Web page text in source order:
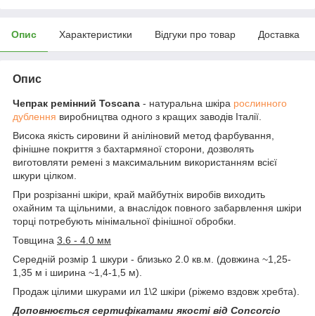
Опис Характеристики Відгуки про товар Доставка
Опис
Чепрак ремінний Toscana - натуральна шкіра рослинного
дублення виробництва одного з кращих заводів Італії.
Висока якість сировини й аніліновий метод фарбування,
фінішне покриття з бахтармяної сторони, дозволять
виготовляти ремені з максимальним використанням всієї
шкури цілком.
При розрізанні шкіри, край майбутніх виробів виходить
охайним та щільними, а внаслідок повного забарвлення шкіри
торці потребують мінімальної фінішної обробки.
Товщина 3.6 - 4.0 мм
Середній розмір 1 шкури - близько 2.0 кв.м. (довжина ~1,25-
1,35 м і ширина ~1,4-1,5 м).
Продаж цілими шкурами ил 1\2 шкіри (ріжемо вздовж хребта).
Доповнюється сертифікатами якості від Concorcio